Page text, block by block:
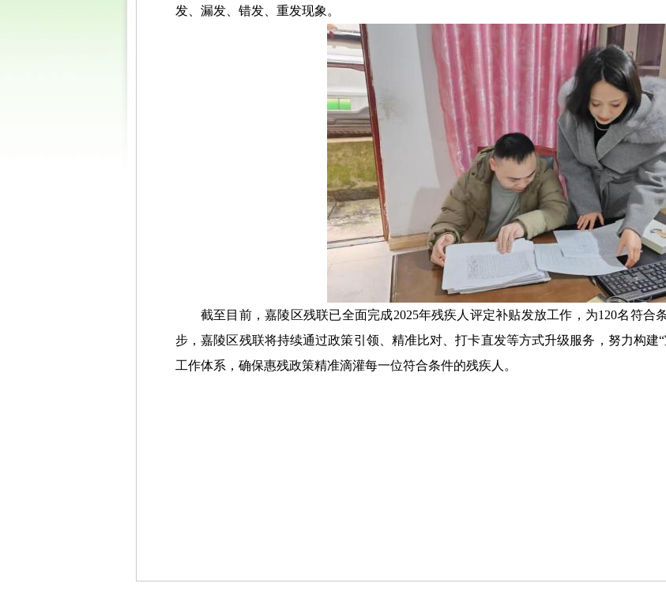
发、漏发、错发、重发现象。
截至目前，嘉陵区残联已全面完成2025年残疾人评定补贴发放工作，为120名符合
步，嘉陵区残联将持续通过政策引领、精准比对、打卡直发等方式升级服务，努力构建
工作体系，确保惠残政策精准滴灌每一位符合条件的残疾人。